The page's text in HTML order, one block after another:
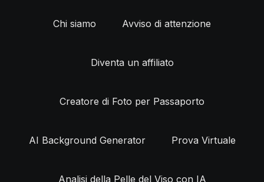
Chi siamo Avviso di attenzione
Diventa un affiliato
Creatore di Foto per Passaporto
AI Background Generator Prova Virtuale
Analisi della Pelle del Viso con IA